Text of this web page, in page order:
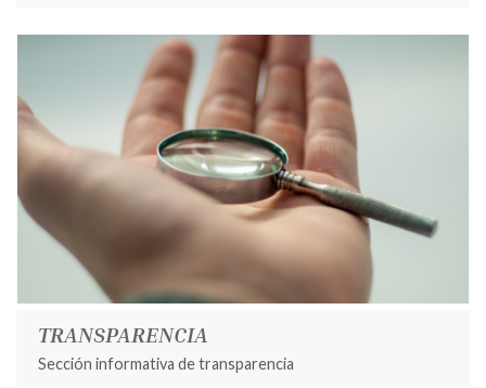
TRANSPARENCIA
Sección informativa de transparencia